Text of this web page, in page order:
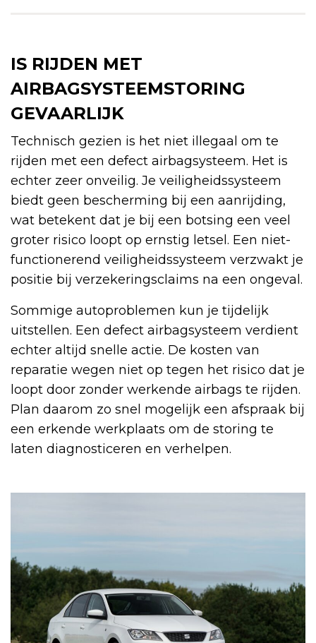
IS RIJDEN MET
AIRBAGSYSTEEMSTORING
GEVAARLIJK
Technisch gezien is het niet illegaal om te
rijden met een defect airbagsysteem. Het is
echter zeer onveilig. Je veiligheidssysteem
biedt geen bescherming bij een aanrijding,
wat betekent dat je bij een botsing een veel
groter risico loopt op ernstig letsel. Een niet-
functionerend veiligheidssysteem verzwakt je
positie bij verzekeringsclaims na een ongeval.
Sommige autoproblemen kun je tijdelijk
uitstellen. Een defect airbagsysteem verdient
echter altijd snelle actie. De kosten van
reparatie wegen niet op tegen het risico dat je
loopt door zonder werkende airbags te rijden.
Plan daarom zo snel mogelijk een afspraak bij
een erkende werkplaats om de storing te
laten diagnosticeren en verhelpen.